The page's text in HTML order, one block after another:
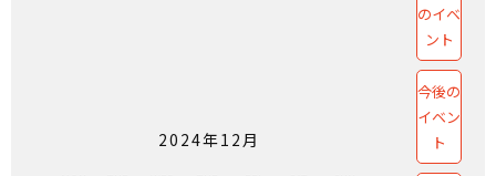
2024年12月
のイベ
ント
今後の
イベン
ト